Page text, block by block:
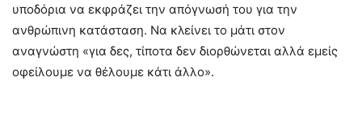
υποδόρια να εκφράζει την απόγνωσή του για την
ανθρώπινη κατάσταση. Να κλείνει το μάτι στον
αναγνώστη «για δες, τίποτα δεν διορθώνεται αλλά εμείς
οφείλουμε να θέλουμε κάτι άλλο».